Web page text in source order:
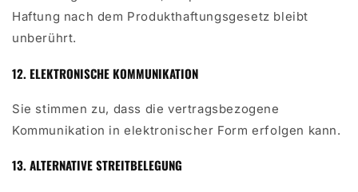
Haftung nach dem Produkthaftungsgesetz bleibt
unberührt.
12. ELEKTRONISCHE KOMMUNIKATION
Sie stimmen zu, dass die vertragsbezogene
Kommunikation in elektronischer Form erfolgen kann.
13. ALTERNATIVE STREITBELEGUNG